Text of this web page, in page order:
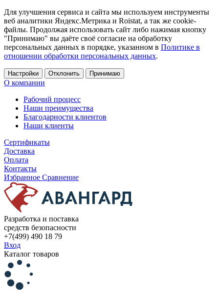
Для улучшения сервиса и сайта мы используем инструменты
веб аналитики Яндекс.Метрика и Roistat, а так же cookie-
файлы. Продолжая использовать сайт либо нажимая кнопку
"Принимаю" вы даёте своё согласие на обработку
персональных данных в порядке, указанном в Политике в
отношении обработки персональных данных.
Настройки Отклонить Принимаю
О компании
Рабочий процесс
Наши преимущества
Благодарности клиентов
Наши клиенты
Сертификаты
Доставка
Оплата
Контакты
Избранное Сравнение
Разработка и поставка
средств безопасности
+7(499) 490 18 79
Вход
Каталог товаров